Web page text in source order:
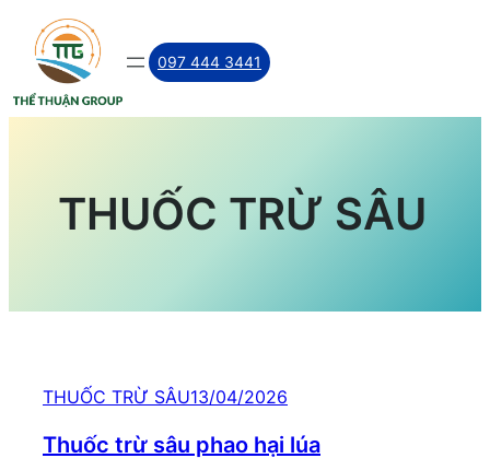
Skip
content
097 444 3441
THUỐC TRỪ SÂU
THUỐC TRỪ SÂU13/04/2026
Thuốc trừ sâu phao hại lúa